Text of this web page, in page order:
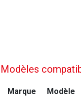
Modèles
Marque Modèle